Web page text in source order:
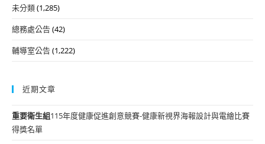
未分類(1,285)
總務處公告(42)
輔導室公告(1,222)
近期文章
重要衛生組115年度健康促進創意競賽-健康新視界海報設計與電繪比賽
得獎名單